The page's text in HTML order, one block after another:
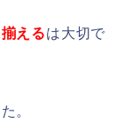
えるは大切で
。